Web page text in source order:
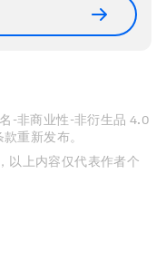
-非商业性-非衍生品 4.0
重新发布。
以上内容仅代表作者个